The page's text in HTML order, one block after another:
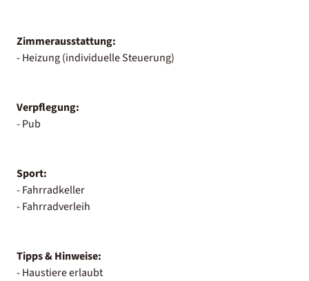
Zimmerausstattung:
- Heizung (individuelle Steuerung)
Verpflegung:
- Pub
Sport:
- Fahrradkeller
- Fahrradverleih
Tipps & Hinweise:
- Haustiere erlaubt